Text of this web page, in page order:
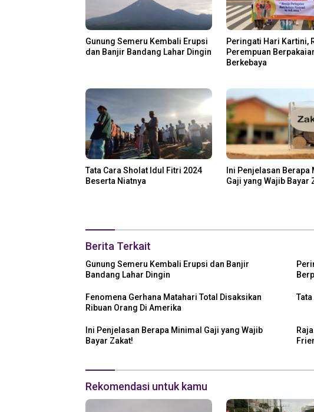
Gunung Semeru Kembali Erupsi
dan Banjir Bandang Lahar Dingin
Peringati Hari Kartini,
Perempuan
Berkebaya
Tata Cara Sholat Idul Fitri 2024
Beserta Niatnya
Ini Penjelasan Berapa
Gaji yang Wajib Bayar
Berita Terkait
Gunung Semeru Kembali Erupsi dan Banjir
Bandang Lahar Dingin
Fenomena Gerhana Matahari Total Disaksikan
Ribuan Orang Di Amerika
Ini Penjelasan Berapa Minimal Gaji yang Wajib
Bayar Zakat!
Rekomendasi untuk kamu